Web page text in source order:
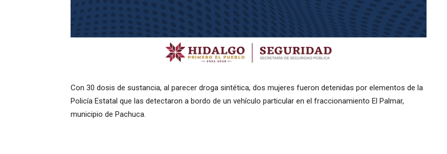
Con 30 dosis de sustancia, al parecer droga sintética, dos mujeres fueron detenidas por elementos de la
Policía Estatal que las detectaron a bordo de un vehículo particular en el fraccionamiento El Palmar,
municipio de Pachuca.